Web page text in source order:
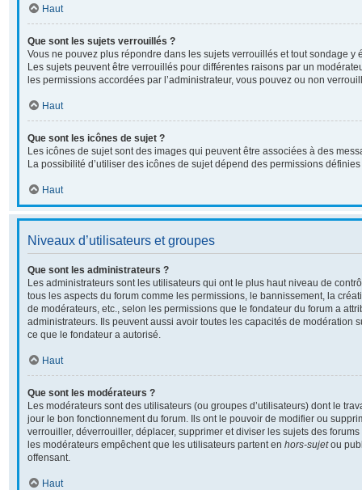
Haut
Que sont les sujets verrouillés ?
Vous ne pouvez plus répondre dans les sujets verrouillés et tout sondage y
Les sujets peuvent être verrouillés pour différentes raisons par un
les permissions accordées par l’administrateur, vous pouvez ou non
Haut
Que sont les icônes de sujet ?
Les icônes de sujet sont des images qui peuvent être associées à des
La possibilité d’utiliser des icônes de sujet dépend des permissions définies
Haut
Niveaux d’utilisateurs et groupes
Que sont les administrateurs ?
Les administrateurs sont les utilisateurs qui ont le plus haut niveau de
tous les aspects du forum comme les permissions, le bannissement, la
de modérateurs, etc., selon les permissions que le fondateur du forum a
administrateurs. Ils peuvent aussi avoir toutes les capacités de modération
ce que le fondateur a autorisé.
Haut
Que sont les modérateurs ?
Les modérateurs sont des utilisateurs (ou groupes d’utilisateurs) dont le
jour le bon fonctionnement du forum. Ils ont le pouvoir de modifier ou
verrouiller, déverrouiller, déplacer, supprimer et diviser les sujets des
les modérateurs empêchent que les utilisateurs partent en hors-sujetou
offensant.
Haut